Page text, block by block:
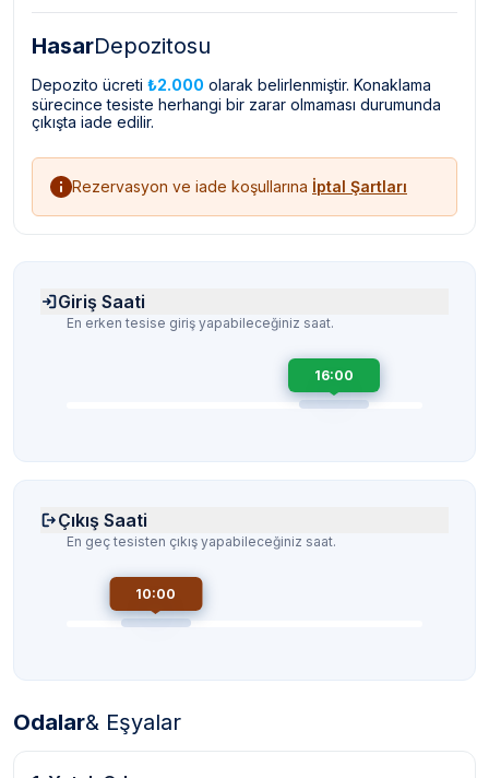
HasarDepozitosu
Depozito ücreti ₺2.000 olarak belirlenmiştir. Konaklama
sürecince tesiste herhangi bir zarar olmaması durumunda
çıkışta iade edilir.
Rezervasyon ve iade koşullarına İptal Şartları
Giriş Saati
En erken tesise giriş yapabileceğiniz saat.
16:00
Çıkış Saati
En geç tesisten çıkış yapabileceğiniz saat.
10:00
Odalar& Eşyalar